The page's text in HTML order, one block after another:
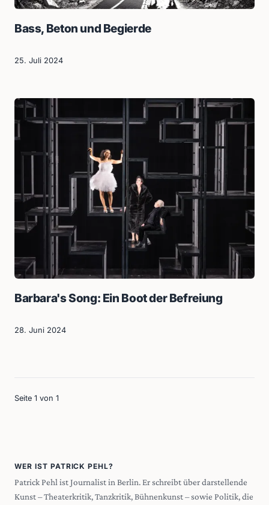
Bass, Beton und Begierde
25. Juli 2024
Barbara's Song: Ein Boot der Befreiung
28. Juni 2024
Seite 1 von 1
WER IST PATRICK PEHL?
Patrick Pehl ist Journalist in Berlin. Er schreibt über darstellende
Kunst – Theaterkritik, Tanzkritik, Bühnenkunst – sowie Politik, die